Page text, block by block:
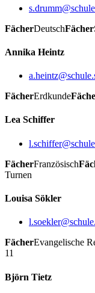
FächerDeutschFächer
Annika Heintz
FächerErdkunde
Lea Schiffer
FächerFranzösisch
Turnen
Louisa Sökler
FächerEvangelische
11
Björn Tietz